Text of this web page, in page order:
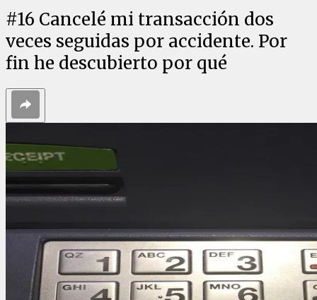
#16 Cancelé mi transacción dos
veces seguidas por accidente. Por
fin he descubierto por qué